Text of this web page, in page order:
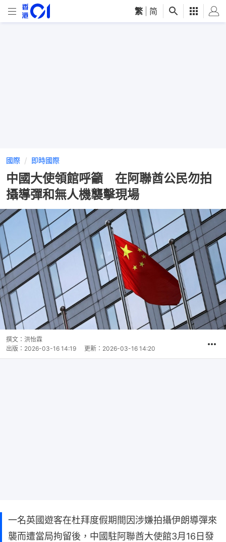
繁 简
國際 即時國際
中國大使領館呼籲 在阿聯酋公民勿拍
攝導彈和無人機襲擊現場
撰文： 洪怡霖
出版： 2026-03-16 14:19 更新： 2026-03-16 14:20
一名英國遊客在杜拜度假期間因涉嫌拍攝伊朗導彈來
襲而遭當局拘留後，中國駐阿聯酋大使館3月16日發